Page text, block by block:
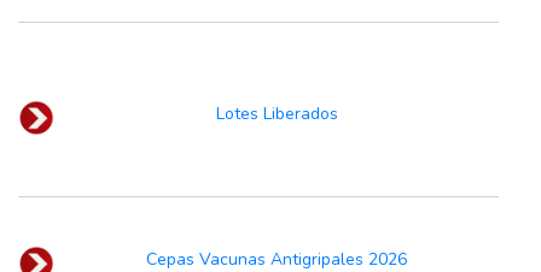
Lotes Liberados
Cepas Vacunas Antigripales 2026